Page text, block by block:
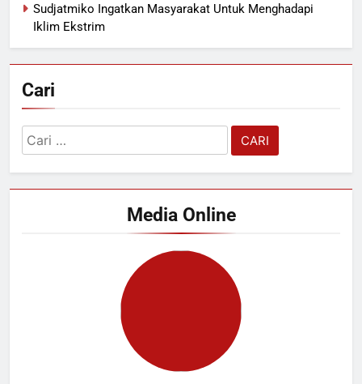
Sudjatmiko Ingatkan Masyarakat Untuk Menghadapi
Iklim Ekstrim
Cari
Cari
untuk:
Media Online